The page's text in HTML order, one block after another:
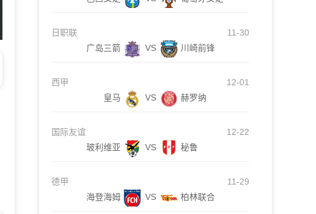
日职联
11-30
广岛三箭
VS 川崎前锋
西甲
12-01
皇马
VS 赫罗纳
国际友谊
12-22
玻利维亚
VS 秘鲁
德甲
11-29
海登海姆
VS 柏林联合